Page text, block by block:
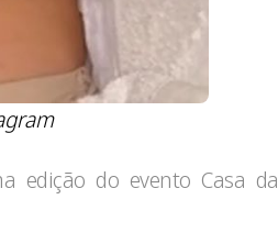
edição do evento Casa da